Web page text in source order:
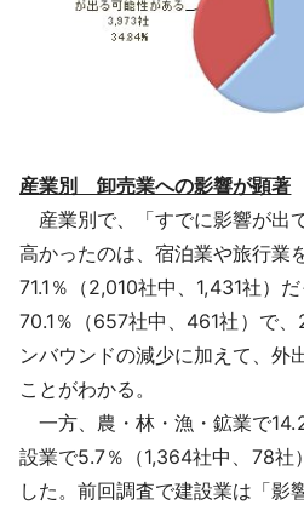
産業別 卸売業への影響が顕著
産業別で、「すでに影響が出
高かったのは、宿泊業や旅行業
71.1％（2,010社中、1,431社）
70.1％（657社中、461社）で
ンバウンドの減少に加えて、外
ことがわかる。
一方、農・林・漁・鉱業で
設業で5.7％（1,364社中、78社
した。前回調査で建設業は「影